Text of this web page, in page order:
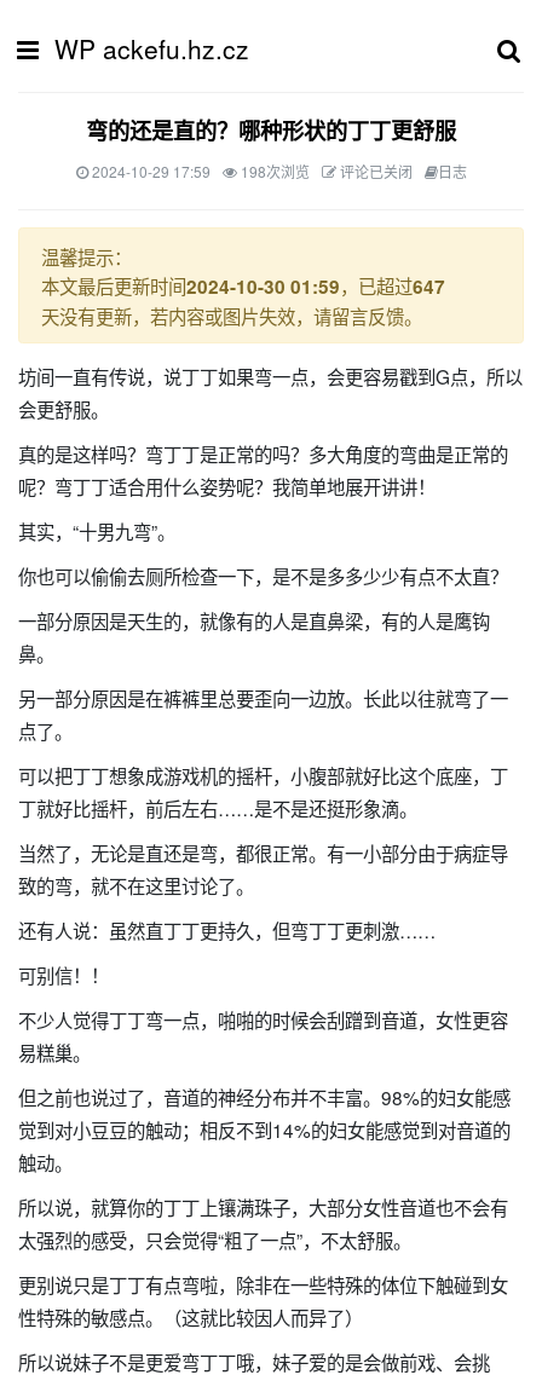
WP ackefu.hz.cz
弯的还是直的？哪种形状的丁丁更舒服
2024-10-29 17:59 198次浏览 评论已关闭 日志
温馨提示：
本文最后更新时间2024-10-30 01:59，已超过647
天没有更新，若内容或图片失效，请留言反馈。
坊间一直有传说，说丁丁如果弯一点，会更容易戳到G点，所以
会更舒服。
真的是这样吗？弯丁丁是正常的吗？多大角度的弯曲是正常的
呢？弯丁丁适合用什么姿势呢？我简单地展开讲讲！
其实，“十男九弯”。
你也可以偷偷去厕所检查一下，是不是多多少少有点不太直？
一部分原因是天生的，就像有的人是直鼻梁，有的人是鹰钩
鼻。
另一部分原因是在裤裤里总要歪向一边放。长此以往就弯了一
点了。
可以把丁丁想象成游戏机的摇杆，小腹部就好比这个底座，丁
丁就好比摇杆，前后左右……是不是还挺形象滴。
当然了，无论是直还是弯，都很正常。有一小部分由于病症导
致的弯，就不在这里讨论了。
还有人说：虽然直丁丁更持久，但弯丁丁更刺激……
可别信！！
不少人觉得丁丁弯一点，啪啪的时候会刮蹭到音道，女性更容
易糕巢。
但之前也说过了，音道的神经分布并不丰富。98%的妇女能感
觉到对小豆豆的触动；相反不到14%的妇女能感觉到对音道的
触动。
所以说，就算你的丁丁上镶满珠子，大部分女性音道也不会有
太强烈的感受，只会觉得“粗了一点”，不太舒服。
更别说只是丁丁有点弯啦，除非在一些特殊的体位下触碰到女
性特殊的敏感点。（这就比较因人而异了）
所以说妹子不是更爱弯丁丁哦，妹子爱的是会做前戏、会挑